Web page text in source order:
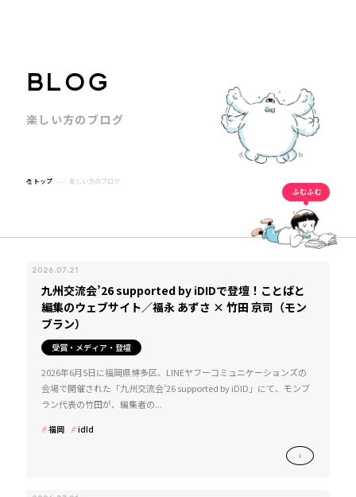
B LOG
楽 し い方の ブロ グ
トップ 楽しい方のブログ
2026.07.21
九州交流会’26 supported by iDIDで登壇！ことばと
編集のウェブサイト／福永 あずさ × 竹田 京司（モン
ブラン）
受賞・メディア・登壇
2026年6月5日に福岡県博多区、LINEヤフーコミュニケーションズの
会場で開催された「九州交流会’26 supported by iDID」にて、モンブ
ラン代表の竹田が、編集者の...
福岡 idId